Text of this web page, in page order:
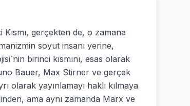
gerçekten de, o zamana
soyut insanı yerine,
birinci kısmını, esas olarak
Bauer, Max Stirner ve gerçek
olarak yayınlamayı haklı kılmaya
ama aynı zamanda Marx ve